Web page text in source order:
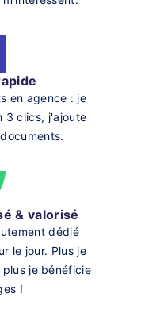
en agence : je
3 clics, j'ajoute
& valorisé
dédié
le jour. Plus je
je bénéficie
!